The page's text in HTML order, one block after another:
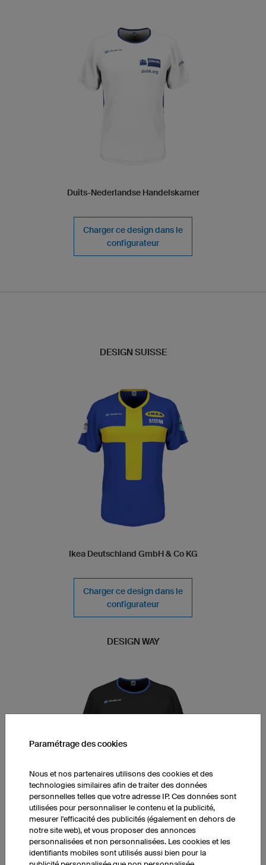
Duits-Nederlandse Handelskamer
Charger ce design dans le
configurateur
DESIGN SUISSE
Ikea Deutschland GmbH & Co KG
Charger ce design dans le
configurateur
DESIGN WAY
Nespresso Deutschland GmbH
Paramétrage des cookies
Nous et nos partenaires utilisons des cookies et des
technologies similaires afin de traiter des données
personnelles telles que votre adresse IP. Ces données sont
utilisées pour personnaliser le contenu et la publicité,
mesurer l'efficacité des publicités (également en dehors de
notre site web), et vous proposer des annonces
personnalisées et non personnalisées. Les cookies et les
identifiants mobiles sont utilisés aussi bien pour la